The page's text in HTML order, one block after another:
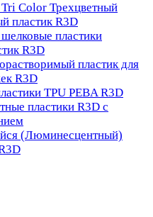
Color Трехцветный
пластик R3D
пластики
R3D
пластик для
R3D
TPU PEBA R3D
пластики R3D с
(Люминесцентный)